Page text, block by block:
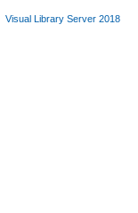
Visual Library Server 2018